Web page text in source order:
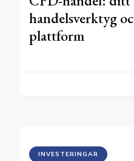
handelsverktyg
plattform
INVESTERINGAR